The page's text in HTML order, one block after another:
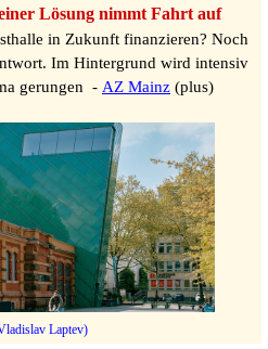
Lösung nimmt Fahrt auf
in Zukunft finanzieren? Noch
Im Hintergrund wird intensiv
gerungen - AZ Mainz (plus)
Laptev)